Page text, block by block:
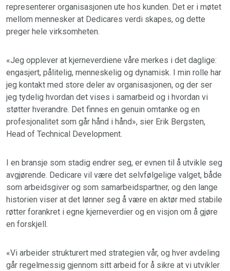
representerer organisasjonen ute hos kunden. Det er i møtet
mellom mennesker at Dedicares verdi skapes, og dette
preger hele virksomheten.
«Jeg opplever at kjerneverdiene våre merkes i det daglige:
engasjert, pålitelig, menneskelig og dynamisk. I min rolle har
jeg kontakt med store deler av organisasjonen, og der ser
jeg tydelig hvordan det vises i samarbeid og i hvordan vi
støtter hverandre. Det finnes en genuin omtanke og en
profesjonalitet som går hånd i hånd», sier Erik Bergsten,
Head of Technical Development.
I en bransje som stadig endrer seg, er evnen til å utvikle seg
avgjørende. Dedicare vil være det selvfølgelige valget, både
som arbeidsgiver og som samarbeidspartner, og den lange
historien viser at det lønner seg å være en aktør med stabile
røtter forankret i egne kjerneverdier og en visjon om å gjøre
en forskjell.
«Vi arbeider strukturert med strategien vår, og hver avdeling
går regelmessig gjennom sitt arbeid for å sikre at vi utvikler